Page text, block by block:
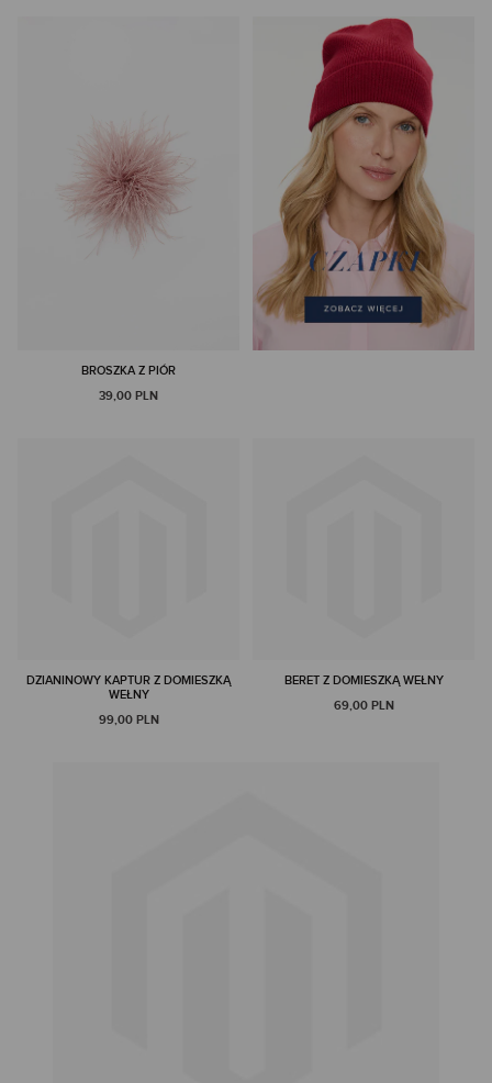
BROSZKA Z PIÓR
39,00 PLN
DZIANINOWY KAPTUR Z DOMIESZKĄ
WEŁNY
99,00 PLN
BERET Z DOMIESZKĄ WEŁNY
69,00 PLN